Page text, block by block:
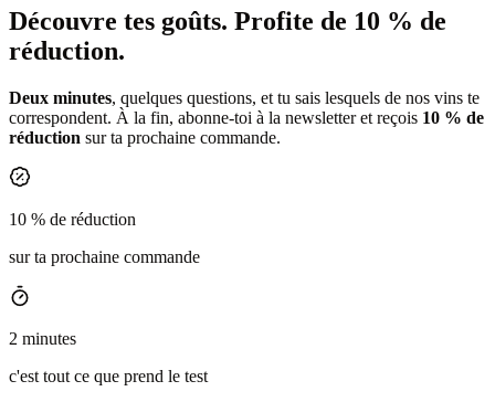
Découvre tes goûts. Profite de 10 % de
réduction.
Deux minutes, quelques questions, et tu sais lesquels de nos vins te
correspondent. À la fin, abonne-toi à la newsletter et reçois 10 % de
réduction sur ta prochaine commande.
10 % de réduction
sur ta prochaine commande
2 minutes
c'est tout ce que prend le test